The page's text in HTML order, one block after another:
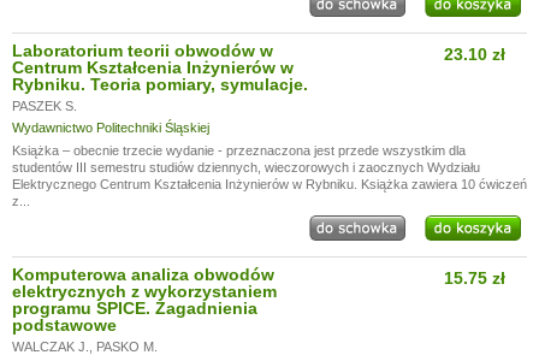
Laboratorium teorii obwodów w
Centrum Kształcenia Inżynierów w
Rybniku. Teoria pomiary, symulacje.
PASZEK S.
Wydawnictwo Politechniki Śląskiej
23.10 zł
Książka – obecnie trzecie wydanie - przeznaczona jest przede wszystkim dla
studentów III semestru studiów dziennych, wieczorowych i zaocznych Wydziału
Elektrycznego Centrum Kształcenia Inżynierów w Rybniku. Książka zawiera 10 ćwiczeń
z...
Komputerowa analiza obwodów
elektrycznych z wykorzystaniem
programu SPICE. Zagadnienia
podstawowe
WALCZAK J.
PASKO M.
15.75 zł